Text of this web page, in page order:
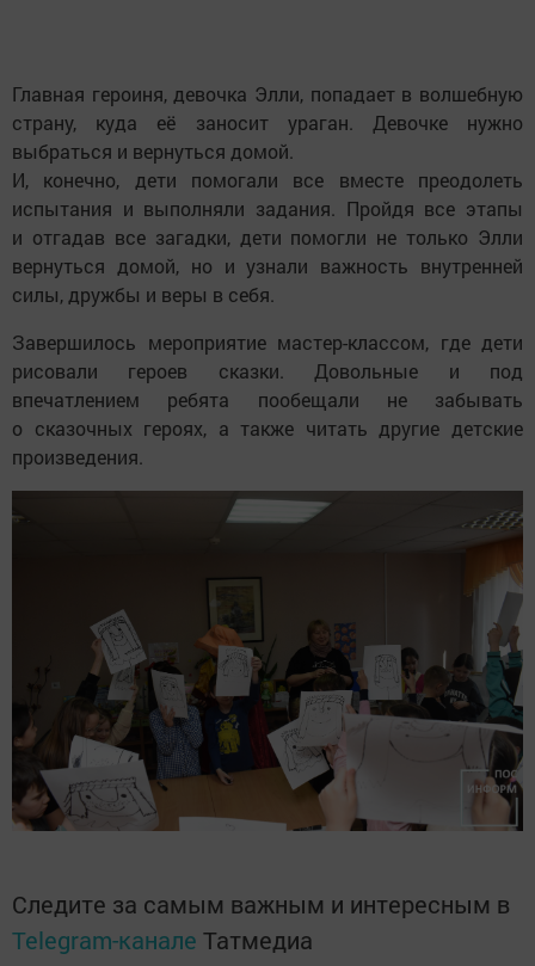
Главная героиня, девочка Элли, попадает в волшебную
страну, куда её заносит ураган. Девочке нужно
выбраться и вернуться домой.
И, конечно, дети помогали все вместе преодолеть
испытания и выполняли задания. Пройдя все этапы
и отгадав все загадки, дети помогли не только Элли
вернуться домой, но и узнали важность внутренней
силы, дружбы и веры в себя.
Завершилось мероприятие мастер-классом, где дети
рисовали героев сказки. Довольные и под
впечатлением ребята пообещали не забывать
о сказочных героях, а также читать другие детские
произведения.
Следите за самым важным и интересным в
Telegram-канале Татмедиа